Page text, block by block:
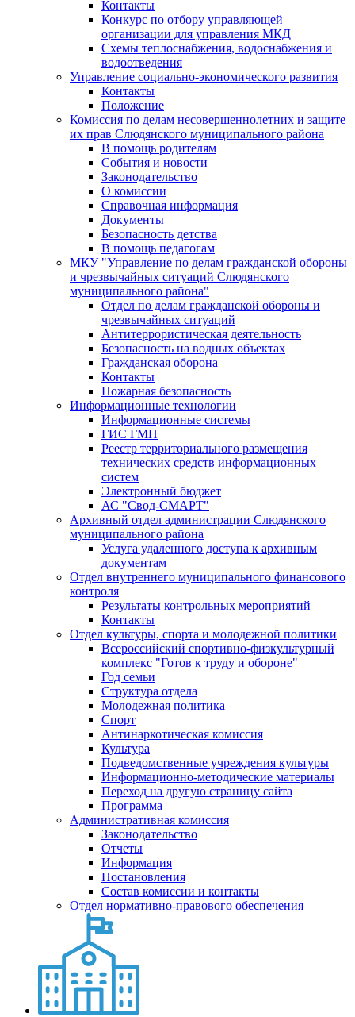
Контакты
Конкурс по отбору управляющей
организации для управления МКД
Схемы теплоснабжения, водоснабжения и
водоотведения
Управление социально-экономического развития
Контакты
Положение
Комиссия по делам несовершеннолетних и защите
их прав Слюдянского муниципального района
В помощь родителям
События и новости
Законодательство
О комиссии
Справочная информация
Документы
Безопасность детства
В помощь педагогам
МКУ "Управление по делам гражданской обороны
и чрезвычайных ситуаций Слюдянского
муниципального района"
Отдел по делам гражданской обороны и
чрезвычайных ситуаций
Антитеррористическая деятельность
Безопасность на водных объектах
Гражданская оборона
Контакты
Пожарная безопасность
Информационные технологии
Информационные системы
ГИС ГМП
Реестр территориального размещения
технических средств информационных
систем
Электронный бюджет
АС "Свод-СМАРТ"
Архивный отдел администрации Слюдянского
муниципального района
Услуга удаленного доступа к архивным
документам
Отдел внутреннего муниципального финансового
контроля
Результаты контрольных мероприятий
Контакты
Отдел культуры, спорта и молодежной политики
Всероссийский спортивно-физкультурный
комплекс "Готов к труду и обороне"
Год семьи
Структура отдела
Молодежная политика
Спорт
Антинаркотическая комиссия
Культура
Подведомственные учреждения культуры
Информационно-методические материалы
Переход на другую страницу сайта
Программа
Административная комиссия
Законодательство
Отчеты
Информация
Постановления
Состав комиссии и контакты
Отдел нормативно-правового обеспечения